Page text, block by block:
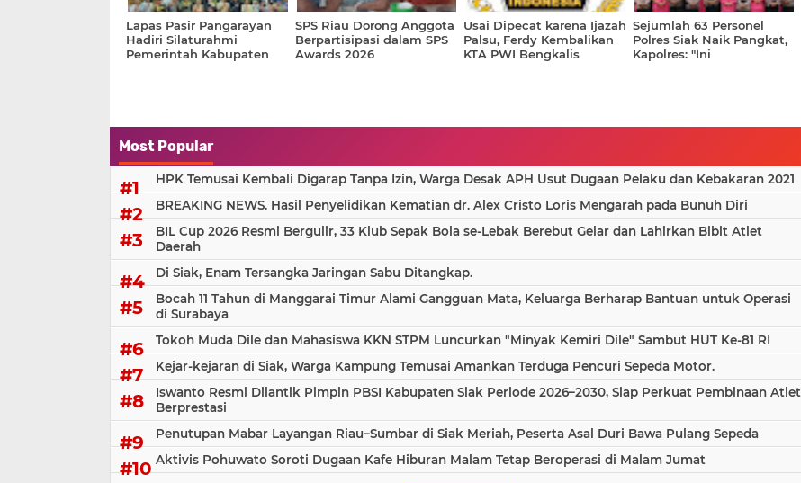
Lapas Pasir Pangarayan
Hadiri Silaturahmi
Pemerintah Kabupaten
SPS Riau Dorong Anggota
Berpartisipasi dalam SPS
Awards 2026
Usai Dipecat karena Ijazah
Palsu, Ferdy Kembalikan
KTA PWI Bengkalis
Sejumlah 63 Personel
Polres Siak Naik Pangkat,
Kapolres: "Ini
Most Popular
HPK Temusai Kembali Digarap Tanpa Izin, Warga Desak APH Usut Dugaan Pelaku dan Kebakaran 2021
BREAKING NEWS. Hasil Penyelidikan Kematian dr. Alex Cristo Loris Mengarah pada Bunuh Diri
BIL Cup 2026 Resmi Bergulir, 33 Klub Sepak Bola se-Lebak Berebut Gelar dan Lahirkan Bibit Atlet
Daerah
Di Siak, Enam Tersangka Jaringan Sabu Ditangkap.
Bocah 11 Tahun di Manggarai Timur Alami Gangguan Mata, Keluarga Berharap Bantuan untuk Operasi
di Surabaya
Tokoh Muda Dile dan Mahasiswa KKN STPM Luncurkan "Minyak Kemiri Dile" Sambut HUT Ke-81 RI
Kejar-kejaran di Siak, Warga Kampung Temusai Amankan Terduga Pencuri Sepeda Motor.
Iswanto Resmi Dilantik Pimpin PBSI Kabupaten Siak Periode 2026–2030, Siap Perkuat Pembinaan Atlet
Berprestasi
Penutupan Mabar Layangan Riau–Sumbar di Siak Meriah, Peserta Asal Duri Bawa Pulang Sepeda
Aktivis Pohuwato Soroti Dugaan Kafe Hiburan Malam Tetap Beroperasi di Malam Jumat